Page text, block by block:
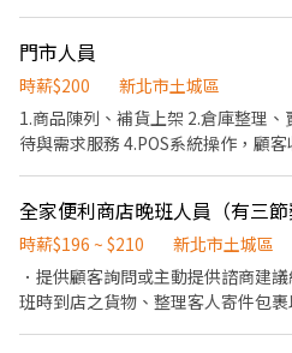
時請於主管確認排班時間） 【薪資福利】 1. 提供員工餐 2. 國定假日
雙倍薪 3. 提供優秀同仁績效獎金 4.
享特休假 7.福委會福利補助 ★★多項
福利歡迎您加入我們 總是提供好吃
門市人員
時薪$200
新北市土城區
1.商品陳列、補貨上架 2.倉庫整理
待與需求服務 4.POS系統操作，顧
時薪$196 ~ $210
新北市土城區
．提供顧客詢問或主動提供諮商建
班時到店之貨物、整理客人寄件包